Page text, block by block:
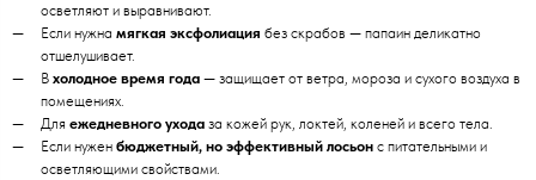
осветляют и выравнивают.
Если нужна мягкая эксфолиация без скрабов — папаин деликатно
отшелушивает.
В холодное время года — защищает от ветра, мороза и сухого воздуха в
помещениях.
Для ежедневного ухода за кожей рук, локтей, коленей и всего тела.
Если нужен бюджетный, но эффективный лосьон с питательными и
осветляющими свойствами.